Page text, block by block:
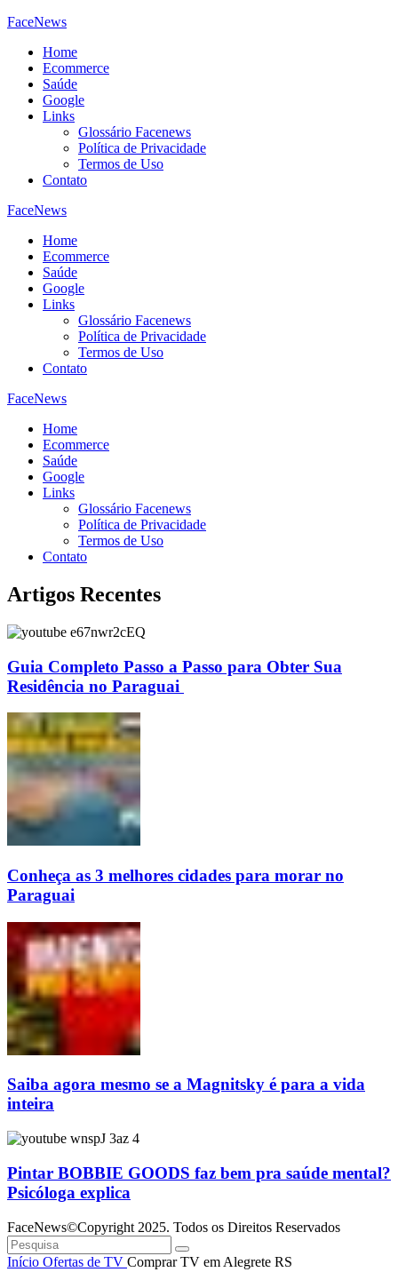
FaceNews
Home
Ecommerce
Saúde
Google
Links
Glossário Facenews
Política de Privacidade
Termos de Uso
Contato
FaceNews
Home
Ecommerce
Saúde
Google
Links
Glossário Facenews
Política de Privacidade
Termos de Uso
Contato
FaceNews
Home
Ecommerce
Saúde
Google
Links
Glossário Facenews
Política de Privacidade
Termos de Uso
Contato
Artigos Recentes
Guia Completo Passo a Passo para Obter Sua
Residência no Paraguai
Conheça as 3 melhores cidades para morar no
Paraguai
Saiba agora mesmo se a Magnitsky é para a vida
inteira
Pintar BOBBIE GOODS faz bem pra saúde mental?
Psicóloga explica
FaceNews©Copyright 2025. Todos os Direitos Reservados
Início Ofertas de TV Comprar TV em Alegrete RS